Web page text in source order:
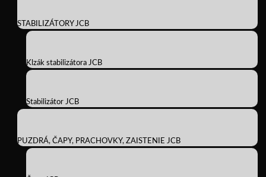
STABILIZÁTORY JCB
Klzák stabilizátora JCB
Stabilizátor JCB
PUZDRÁ, ČAPY, PRACHOVKY, ZAISTENIE JCB